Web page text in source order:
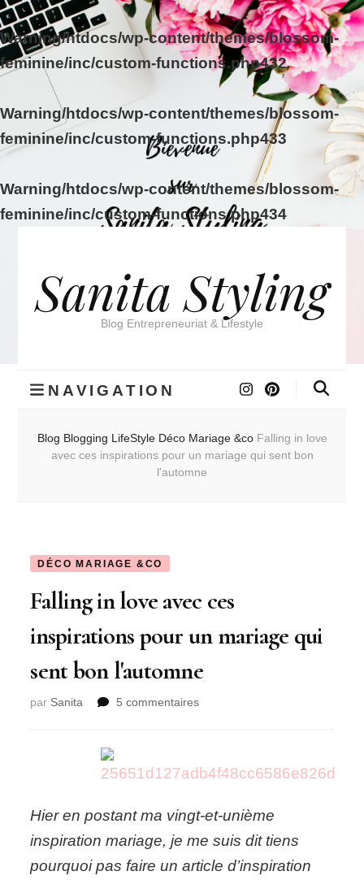
Warning/htdocs/wp-content/themes/blossom-
feminine/inc/custom-functions.php432
Warning/htdocs/wp-content/themes/blossom-
feminine/inc/custom-functions.php433
Warning/htdocs/wp-content/themes/blossom-
feminine/inc/custom-functions.php434
Sanita Styling
Blog Entrepreneuriat & Lifestyle
NAVIGATION
Blog Blogging LifeStyle Déco Mariage &co Falling in love
avec ces inspirations pour un mariage qui sent bon
l'automne
DÉCO MARIAGE &CO
Falling in love avec ces
inspirations pour un mariage qui
sent bon l'automne
par Sanita 5 commentairessur
avec
pour
un
qui
Hier en postant ma vingt-et-unième
inspiration mariage, je me suis dit tiens
pourquoi pas faire un article d’inspiration